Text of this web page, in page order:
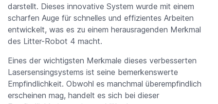
darstellt. Dieses innovative System wurde mit einem
scharfen Auge für schnelles und effizientes Arbeiten
entwickelt, was es zu einem herausragenden Merkmal
des Litter-Robot 4 macht.
Eines der wichtigsten Merkmale dieses verbesserten
Lasersensingsystems ist seine bemerkenswerte
Empfindlichkeit. Obwohl es manchmal überempfindlich
erscheinen mag, handelt es sich bei dieser